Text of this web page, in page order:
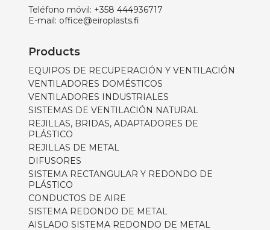
Teléfono móvil: +358 444936717
E-mail: office@eiroplasts.fi
Products
EQUIPOS DE RECUPERACIÓN Y VENTILACIÓN
VENTILADORES DOMÉSTICOS
VENTILADORES INDUSTRIALES
SISTEMAS DE VENTILACIÓN NATURAL
REJILLAS, BRIDAS, ADAPTADORES DE
PLÁSTICO
REJILLAS DE METAL
DIFUSORES
SISTEMA RECTANGULAR Y REDONDO DE
PLÁSTICO
CONDUCTOS DE AIRE
SISTEMA REDONDO DE METAL
AISLADO SISTEMA REDONDO DE METAL